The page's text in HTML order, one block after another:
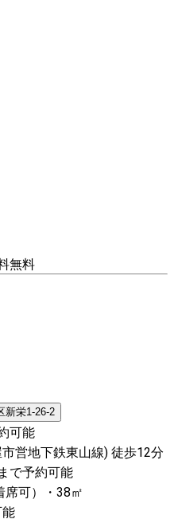
無料
新栄1-26-2
可能
営地下鉄東山線) 徒歩12分
で予約可能
席可）・38㎡